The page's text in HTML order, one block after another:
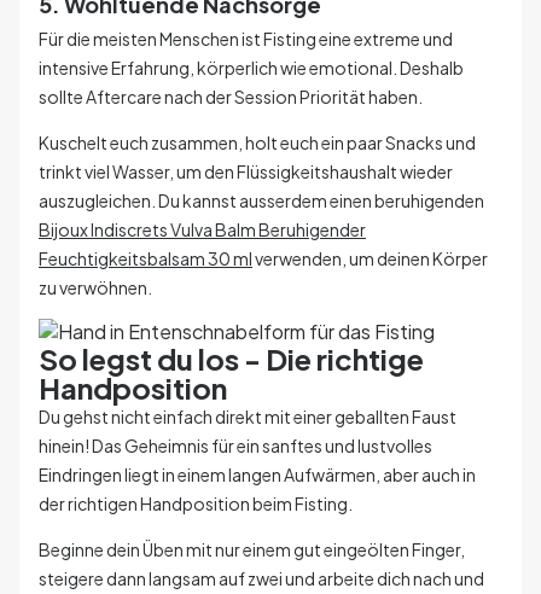
Für die meisten Menschen ist Fisting eine extreme und
intensive Erfahrung, körperlich wie emotional. Deshalb
sollte Aftercare nach der Session Priorität haben.
Kuschelt euch zusammen, holt euch ein paar Snacks und
trinkt viel Wasser, um den Flüssigkeitshaushalt wieder
auszugleichen. Du kannst ausserdem einen beruhigenden
Bijoux Indiscrets Vulva Balm Beruhigender
Feuchtigkeitsbalsam 30 mlverwenden, um deinen Körper
zu verwöhnen.
So legst du los - Die richtige
Handposition
Du gehst nicht einfach direkt mit einer geballten Faust
hinein! Das Geheimnis für ein sanftes und lustvolles
Eindringen liegt in einem langen Aufwärmen, aber auch in
der richtigen Handposition beim Fisting.
Beginne dein Üben mit nur einem gut eingeölten Finger,
steigere dann langsam auf zwei und arbeite dich nach und